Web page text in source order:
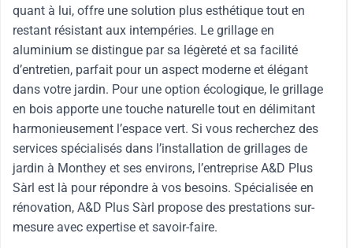
quant à lui, offre une solution plus esthétique tout en
restant résistant aux intempéries. Le grillage en
aluminium se distingue par sa légèreté et sa facilité
d’entretien, parfait pour un aspect moderne et élégant
dans votre jardin. Pour une option écologique, le grillage
en bois apporte une touche naturelle tout en délimitant
harmonieusement l’espace vert. Si vous recherchez des
services spécialisés dans l’installation de grillages de
jardin à Monthey et ses environs, l’entreprise A&D Plus
Sàrl est là pour répondre à vos besoins. Spécialisée en
rénovation, A&D Plus Sàrl propose des prestations sur-
mesure avec expertise et savoir-faire.